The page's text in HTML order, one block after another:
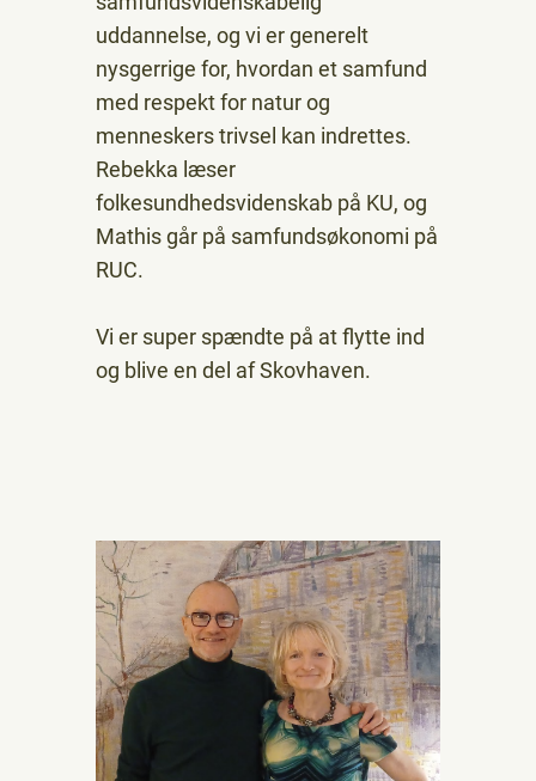
uddannelse, og vi er generelt
nysgerrige for, hvordan et samfund
med respekt for natur og
menneskers trivsel kan indrettes.
Rebekka læser
folkesundhedsvidenskab på KU, og
Mathis går på samfundsøkonomi på
RUC.
Vi er super spændte på at flytte ind
og blive en del af Skovhaven.